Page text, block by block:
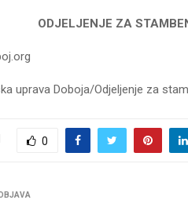
ODJELJENJE ZA
uprava Doboja/Odjeljenje za
0